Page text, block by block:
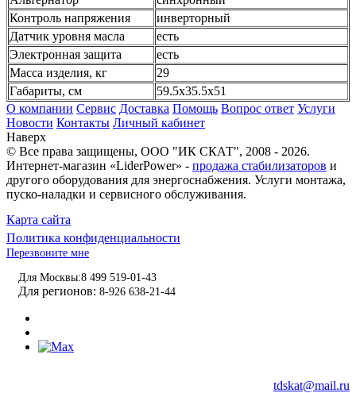
Контроль напряжения
инверторный
Датчик уровня масла
есть
Электронная защита
есть
Масса изделия, кг
29
Габариты, см
59.5х35.5х51
О компании Сервис Доставка Помощь Вопрос ответ Услуги
Новости Контакты Личный кабинет
Наверх
© Все права защищены, ООО "ИК СКАТ", 2008 - 2026.
Интернет-магазин «LiderPower» - продажа стабилизаторов и
другого оборудования для энергоснабжения. Услуги монтажа,
пуско-наладки и сервисного обслуживания.
Карта сайта
Политика конфиденциальности
Перезвоните мне
Для Москвы:8 499 519-01-43
Для регионов: 8-926 638-21-44
tdskat@mail.ru